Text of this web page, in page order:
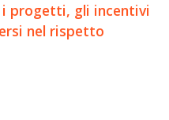
i progetti, gli incentivi
nel rispetto